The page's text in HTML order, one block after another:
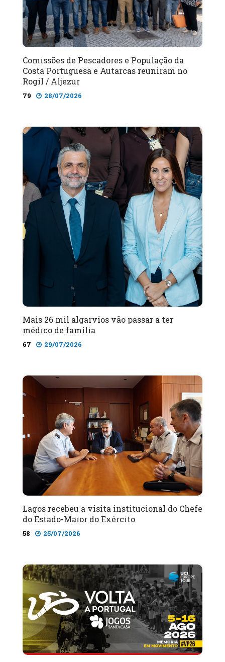
Comissões de Pescadores e População da
Costa Portuguesa e Autarcas reuniram no
Rogil / Aljezur
79 28/07/2026
Mais 26 mil algarvios vão passar a ter
médico de família
67 29/07/2026
Lagos recebeu a visita institucional do Chefe
do Estado-Maior do Exército
58 25/07/2026